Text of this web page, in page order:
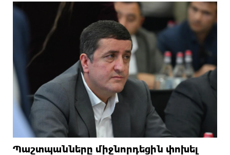
Պաշտպանները միջնորդեցին փոխել